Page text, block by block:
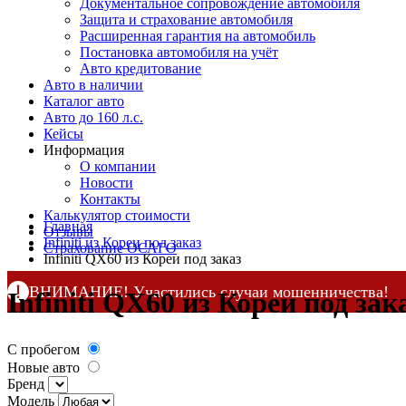
Документальное сопровождение автомобиля
Защита и страхование автомобиля
Расширенная гарантия на автомобиль
Постановка автомобиля на учёт
Авто кредитование
Авто в наличии
Каталог авто
Авто до 160 л.с.
Кейсы
Информация
О компании
Новости
Контакты
Калькулятор стоимости
Отзывы
Страхование ОСАГО
ВНИМАНИЕ! Участились случаи мошенничества!
Компания DSS Group принимает оплату за свои
по официальным
Главная
Infiniti из Кореи под заказ
Infiniti QX60 из Кореи под заказ
Infiniti QX60 из Кореи под
С пробегом
Новые авто
Бренд
Модель